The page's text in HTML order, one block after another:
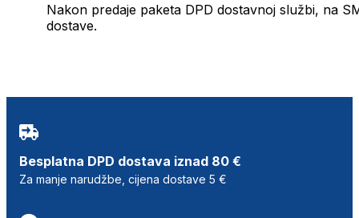
Nakon predaje paketa DPD dostavnoj službi, na
dostave.
Besplatna DPD dostava iznad 80 €
Za manje narudžbe, cijena dostave 5 €